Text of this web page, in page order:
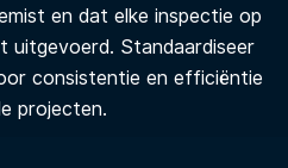
en dat elke inspectie op
uitgevoerd. Standaardiseer
consistentie en efficiëntie
projecten.